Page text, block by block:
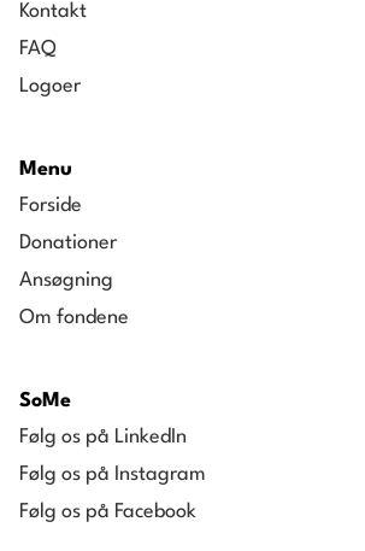
Kontakt
FAQ
Logoer
Menu
Forside
Donationer
Ansøgning
Om fondene
SoMe
Følg os på LinkedIn
Følg os på Instagram
Følg os på Facebook